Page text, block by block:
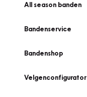
All season banden
Bandenservice
Bandenshop
Velgenconfigurator